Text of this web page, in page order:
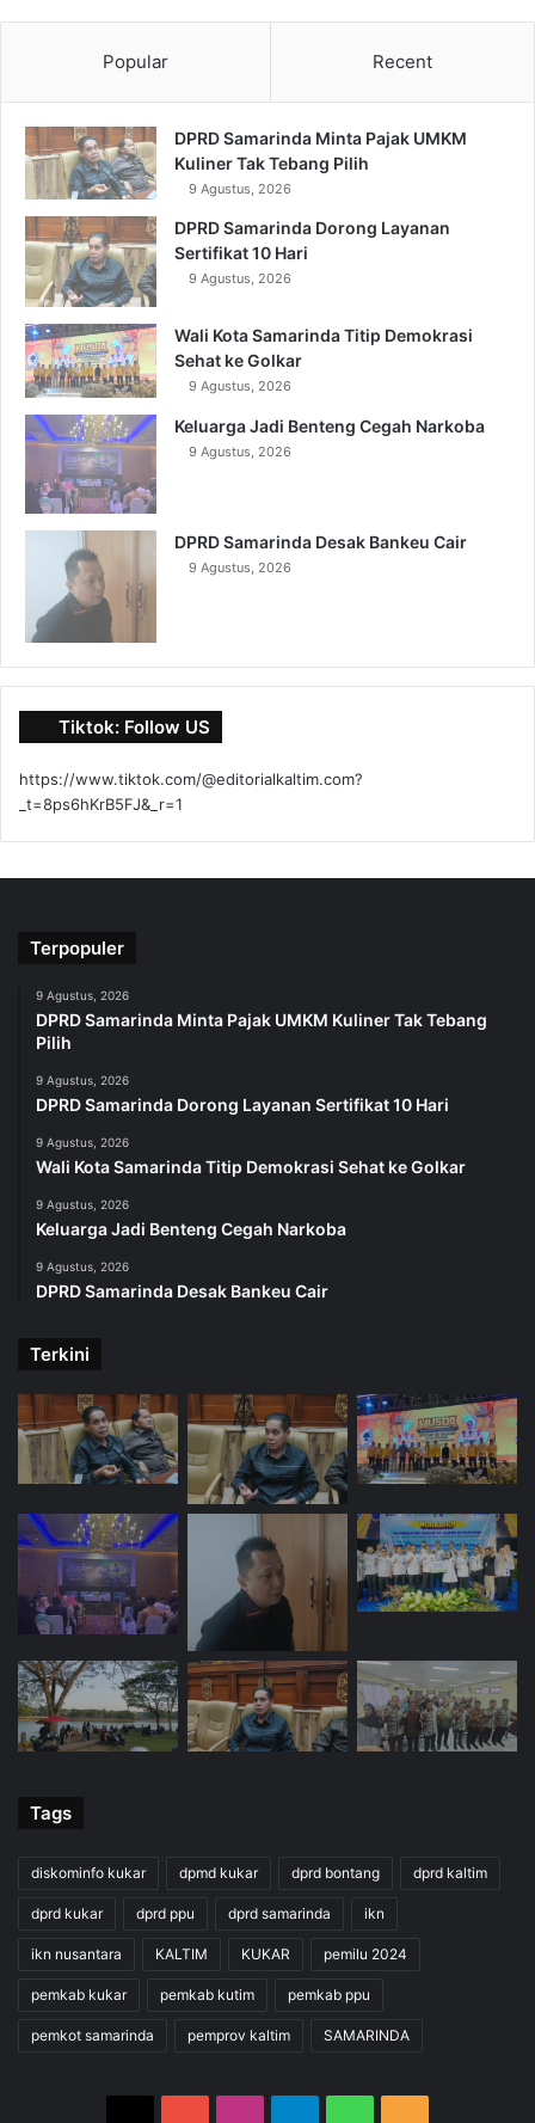
Popular Recent
DPRD Samarinda Minta Pajak UMKM
Kuliner Tak Tebang Pilih
9 Agustus, 2026
DPRD Samarinda Dorong Layanan
Sertifikat 10 Hari
9 Agustus, 2026
Wali Kota Samarinda Titip Demokrasi
Sehat ke Golkar
9 Agustus, 2026
Keluarga Jadi Benteng Cegah Narkoba
9 Agustus, 2026
DPRD Samarinda Desak Bankeu Cair
9 Agustus, 2026
Tiktok: Follow US
https://www.tiktok.com/@editorialkaltim.com?
_t=8ps6hKrB5FJ&_r=1
Terpopuler
9 Agustus, 2026
DPRD Samarinda Minta Pajak UMKM Kuliner Tak Tebang
Pilih
9 Agustus, 2026
DPRD Samarinda Dorong Layanan Sertifikat 10 Hari
9 Agustus, 2026
Wali Kota Samarinda Titip Demokrasi Sehat ke Golkar
9 Agustus, 2026
Keluarga Jadi Benteng Cegah Narkoba
9 Agustus, 2026
DPRD Samarinda Desak Bankeu Cair
Terkini
Tags
diskominfo kukar dpmd kukar dprd bontang dprd kaltim
dprd kukar dprd ppu dprd samarinda ikn
ikn nusantara KALTIM KUKAR pemilu 2024
pemkab kukar pemkab kutim pemkab ppu
pemkot samarinda pemprov kaltim SAMARINDA